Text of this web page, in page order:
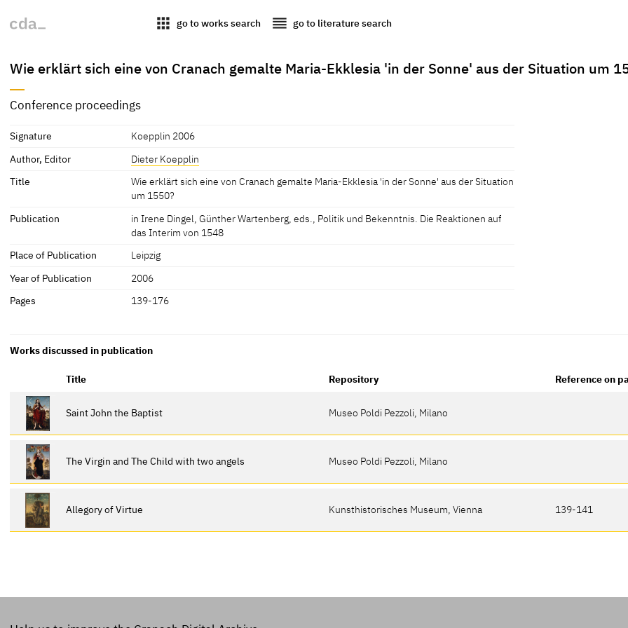
apps go to works search reorder go to literature search
Wie erklärt sich eine von Cranach gemalte Maria-Ekklesia 'in der Sonne' aus der Situation um
Conference proceedings
Signature
Koepplin 2006
Author, Editor
Dieter Koepplin
Title
Wie erklärt sich eine von Cranach gemalte Maria-Ekklesia 'in der Sonne' aus der Situation
um 1550?
Publication
in Irene Dingel, Günther Wartenberg, eds., Politik und Bekenntnis. Die Reaktionen auf
das Interim von 1548
Place of Publication
Leipzig
Year of Publication
2006
Pages
139-176
Works discussed in publication
Title Repository Reference on
Saint John the Baptist Museo Poldi Pezzoli, Milano
The Virgin and The Child with two angels Museo Poldi Pezzoli, Milano
Allegory of Virtue Kunsthistorisches Museum, Vienna 139-141